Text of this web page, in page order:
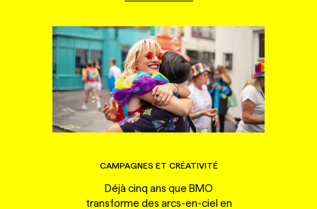
CAMPAGNES ET CRÉATIVITÉ
Déjà cinq ans que BMO
transforme des arcs-en-ciel en